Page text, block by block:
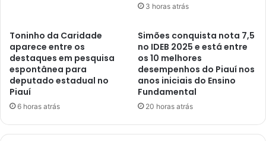
3 horas atrás
Toninho da Caridade
aparece entre os
destaques em pesquisa
espontânea para
deputado estadual no
Piauí
6 horas atrás
Simões conquista nota 7,5
no IDEB 2025 e está entre
os 10 melhores
desempenhos do Piauí nos
anos iniciais do Ensino
Fundamental
20 horas atrás